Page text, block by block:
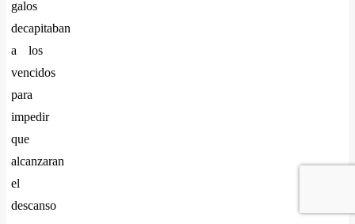
galos
decapitaban
a los
vencidos
para
impedir
que
alcanzaran
el
descanso